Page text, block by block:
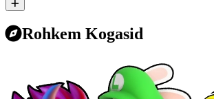
Rohkem Kogasid